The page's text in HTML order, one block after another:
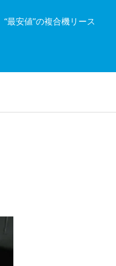
“最安値”の複合機リース